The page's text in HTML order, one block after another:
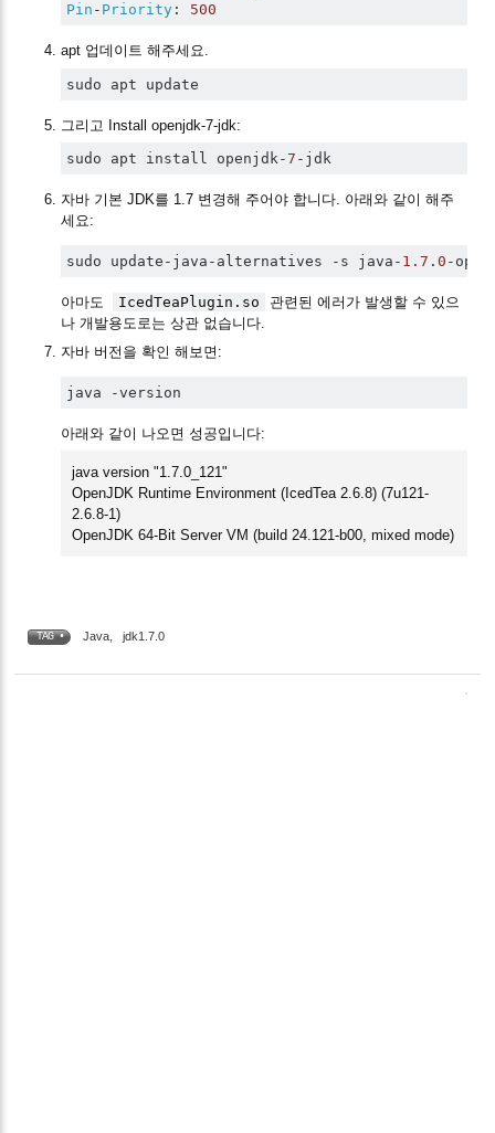
Pin - Priority : 500
apt 업데이트 해주세요.
sudo apt update
그리고 Install openjdk-7-jdk:
sudo apt install openjdk-7 - jdk
자바 기본 JDK를 1.7 변경해 주어야 합니다. 아래와 같이 해주
세요:
sudo update - java - alternatives - s java - 1.7 .0 -
아마도 IcedTeaPlugin.so
관련된 에러가 발생할 수 있으
나 개발용도로는 상관 없습니다.
자바 버전을 확인 해보면:
java -version
아래와 같이 나오면 성공입니다:
java version "1.7.0_121"
OpenJDK Runtime Environment (IcedTea 2.6.8) (7u121-
2.6.8-1)
OpenJDK 64-Bit Server VM (build 24.121-b00, mixed mode)
TAG • Java jdk1.7.0